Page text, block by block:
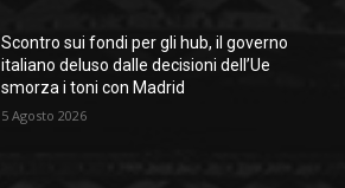
Scontro sui fondi per gli hub, il governo
italiano deluso dalle decisioni dell’Ue
smorza i toni con Madrid
5 Agosto 2026